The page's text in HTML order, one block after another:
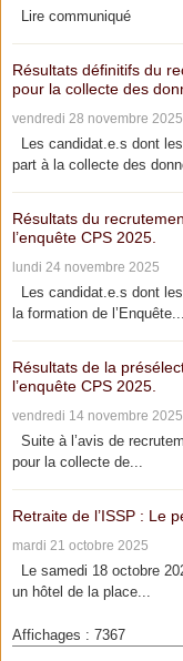
Lire communiqué
Résultats définitifs du
pour la collecte des
vendredi 28 novembre 2025
Les candidat.e.s dont
part à la collecte des
Résultats du
l’enquête CPS 2025.
lundi 24 novembre 2025
Les candidat.e.s dont
la formation de l’Enquête...
Résultats de la
l’enquête CPS 2025.
vendredi 14 novembre 2025
Suite à l’avis de
pour la collecte de...
Retraite de l’ISSP : Le
mardi 21 octobre 2025
Le samedi 18 octobre
un hôtel de la place...
Affichages : 7367